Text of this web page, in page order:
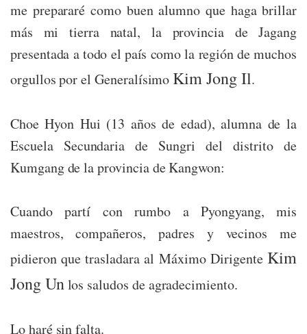
me prepararé como buen alumno que haga brillar
más mi tierra natal, la provincia de Jagang
presentada a todo el país como la región de muchos
orgullos por el Generalísimo Kim Jong Il.
Choe Hyon Hui (13 años de edad), alumna de la
Escuela Secundaria de Sungri del distrito de
Kumgang de la provincia de Kangwon:
Cuando partí con rumbo a Pyongyang, mis
maestros, compañeros, padres y vecinos me
pidieron que trasladara al Máximo Dirigente Kim
Jong Unlos saludos de agradecimiento.
Lo haré sin falta.